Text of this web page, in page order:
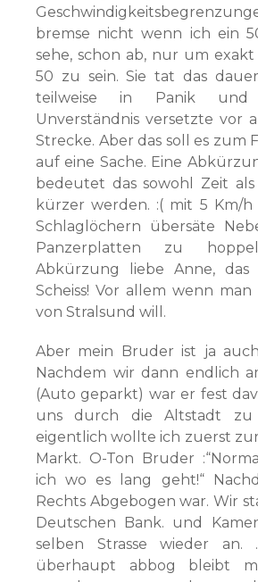
bremse nicht wenn ich ein
sehe, schon ab, nur um
50 zu sein. Sie tat das
teilweise in Panik
Unverständnis versetzte vor
Strecke. Aber das soll es zum
auf eine Sache. Eine
bedeutet das sowohl Zeit
kürzer werden. :( mit 5 Km/
Schlaglöchern übersäte
Panzerplatten zu
Abkürzung liebe Anne, das
Scheiss! Vor allem wenn
von Stralsund will.
Aber mein Bruder ist ja
Nachdem wir dann endlich
(Auto geparkt) war er fest
uns durch die Altstadt zu
eigentlich wollte ich zuerst zur
Markt. O-Ton Bruder
ich wo es lang geht!“
Rechts Abgebogen war. Wir
Deutschen Bank. und
selben Strasse wieder
überhaupt abbog bleibt